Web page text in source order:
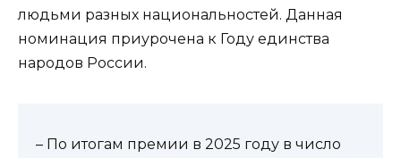
людьми разных национальностей. Данная
номинация приурочена к Году единства
народов России.
– По итогам премии в 2025 году в число